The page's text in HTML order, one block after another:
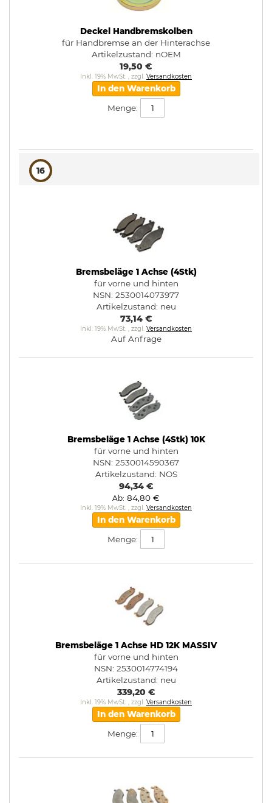
Deckel Handbremskolben
für Handbremse an der Hinterachse
Artikelzustand: nOEM
19,50 €
Inkl. 19% MwSt. , zzgl. Versandkosten
In den Warenkorb
Menge:
16
Bremsbeläge 1 Achse (4Stk)
für vorne und hinten
NSN: 2530014073977
Artikelzustand: neu
73,14 €
Inkl. 19% MwSt. , zzgl. Versandkosten
Auf Anfrage
Bremsbeläge 1 Achse (4Stk) 10K
für vorne und hinten
NSN: 2530014590367
Artikelzustand: NOS
94,34 €
Ab 84,80 €
Inkl. 19% MwSt. , zzgl. Versandkosten
In den Warenkorb
Menge:
Bremsbeläge 1 Achse HD 12K MASSIV
für vorne und hinten
NSN: 2530014774194
Artikelzustand: neu
339,20 €
Inkl. 19% MwSt. , zzgl. Versandkosten
In den Warenkorb
Menge: